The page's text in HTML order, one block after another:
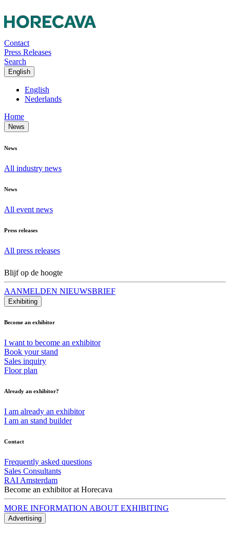
Contact
Press Releases
Search
English
English
Nederlands
Home
News
News
All industry news
News
All event news
Press releases
All press releases
Blijf op de hoogte
AANMELDEN NIEUWSBRIEF
Exhibiting
Become an exhibitor
I want to become an exhibitor
Book your stand
Sales inquiry
Floor plan
Already an exhibitor?
I am already an exhibitor
I am an stand builder
Contact
Frequently asked questions
Sales Consultants
RAI Amsterdam
Become an exhibitor at Horecava
MORE INFORMATION ABOUT EXHIBITING
Advertising